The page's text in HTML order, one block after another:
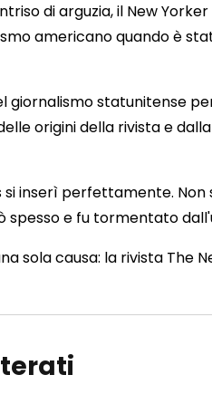
di arguzia, il New
americano quando è
statunitense
origini della rivista e
si inserì perfettamente. Non
spesso e fu tormentato
sola causa: la rivista The